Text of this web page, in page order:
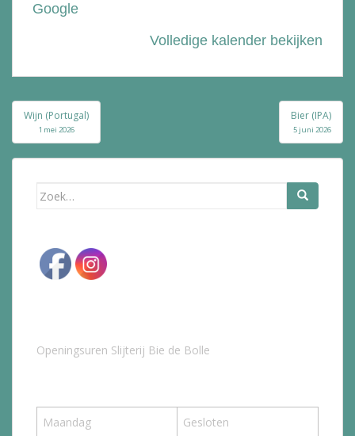
Google
Volledige kalender bekijken
Bericht
navigatie
Wijn (Portugal)
1 mei 2026
Bier (IPA)
5 juni 2026
Zoek
Openingsuren Slijterij Bie de Bolle
Maandag
Gesloten